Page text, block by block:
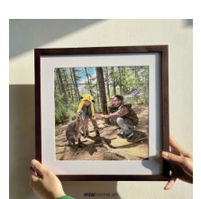
Tranh Bắc Âu – Scandinavian
Tranh treo phòng khách
Tranh treo phòng làm việc
Tranh treo phòng ngủ